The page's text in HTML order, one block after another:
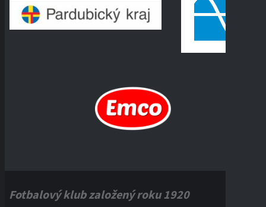
Fotbalový klub založený roku 1920